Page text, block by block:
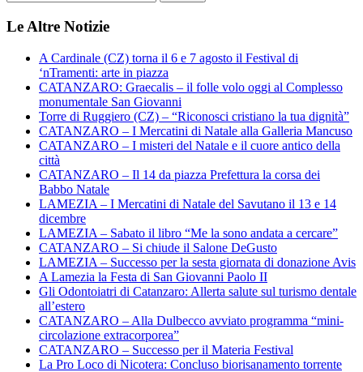
Le Altre Notizie
A Cardinale (CZ) torna il 6 e 7 agosto il Festival di
‘nTramenti: arte in piazza
CATANZARO: Graecalis – il folle volo oggi al Complesso
monumentale San Giovanni
Torre di Ruggiero (CZ) – “Riconosci cristiano la tua dignità”
CATANZARO – I Mercatini di Natale alla Galleria Mancuso
CATANZARO – I misteri del Natale e il cuore antico della
città
CATANZARO – Il 14 da piazza Prefettura la corsa dei
Babbo Natale
LAMEZIA – I Mercatini di Natale del Savutano il 13 e 14
dicembre
LAMEZIA – Sabato il libro “Me la sono andata a cercare”
CATANZARO – Si chiude il Salone DeGusto
LAMEZIA – Successo per la sesta giornata di donazione Avis
A Lamezia la Festa di San Giovanni Paolo II
Gli Odontoiatri di Catanzaro: Allerta salute sul turismo dentale
all’estero
CATANZARO – Alla Dulbecco avviato programma “mini-
circolazione extracorporea”
CATANZARO – Successo per il Materia Festival
La Pro Loco di Nicotera: Concluso biorisanamento torrente